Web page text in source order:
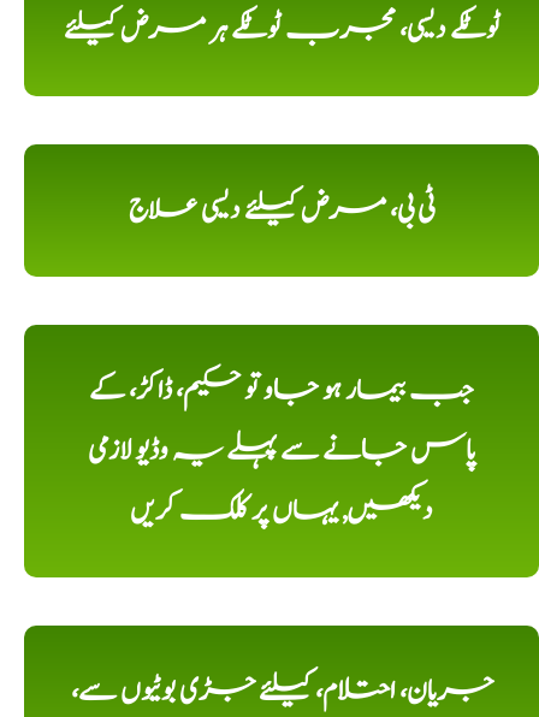
ٹوٹکے دیسی، مجرب ٹوٹکے ہر مرض کیلئے
ٹی بی، مرض کیلئے دیسی علاج
جب بیمار ہو جاو تو حکیم، ڈاکڑ، کے
پاس جانے سے پہلے یہ وڈیو لازمی
دیکھیں, یہاں پر کلک کریں
جریان، احتلام، کیلئے جڑی بوٹیوں سے،